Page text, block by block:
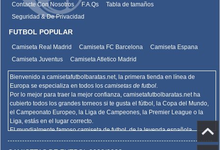
Contacte Con Nosotros F.A.Qs
Tabla de tamaños
Seguridad & De Privacidad
FUTBOL POPULAR
Camiseta Real Madrid Camiseta FC Barcelona
Camiseta Espana
Camiseta Juventus
Camiseta Atletico Madrid
Bienvenido a camisetafutbolbaratas.net, la primera tienda en línea de
Europa se especializa en todos los camisetas de futbol.
Por lo mejor para traer la mejor confianza, camisetafutbolbaratas.netha
cubierto todos los grandes torneos si te gusta el fútbol, la Copa del Mundo,
el Campeonato Europeo, la Liga de Campeones, la Premier League o la
Liga, estás en el lugar correcto.
El mundialmente famoso camiseta de futbol, de la leyenda española